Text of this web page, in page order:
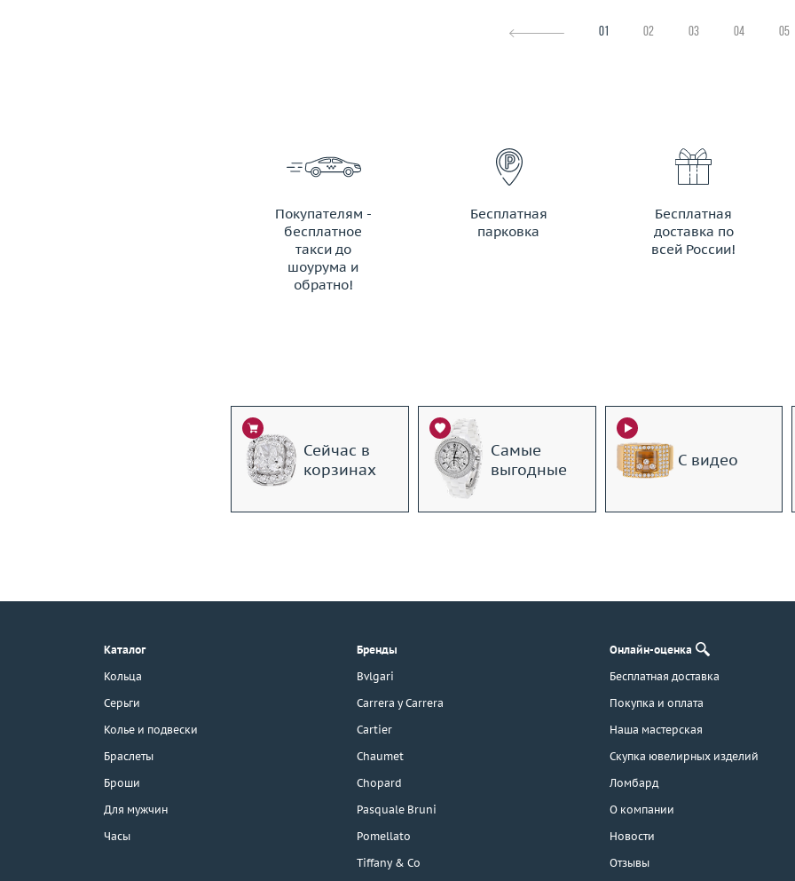
г. Москва, Тихвинский пер., д. 7,
3D-тур по шоуруму
01 02 03 04 05
Покупателям -
бесплатное
такси до
шоурума и
обратно!
ЗАКАЗАТЬ ТАКСИ
Бесплатная
парковка
Бесплатная
доставка по
всей России!
Сейчас в
корзинах
Самые
выгодные
С видео
Каталог
Кольца
Серьги
Колье и подвески
Браслеты
Броши
Для мужчин
Часы
Бренды
Bvlgari
Carrera y Carrera
Cartier
Chaumet
Chopard
Pasquale Bruni
Pomellato
Tiffany & Co
Онлайн-оценка
Бесплатная доставка
Покупка и оплата
Наша мастерская
Скупка ювелирных изделий
Ломбард
О компании
Новости
Отзывы